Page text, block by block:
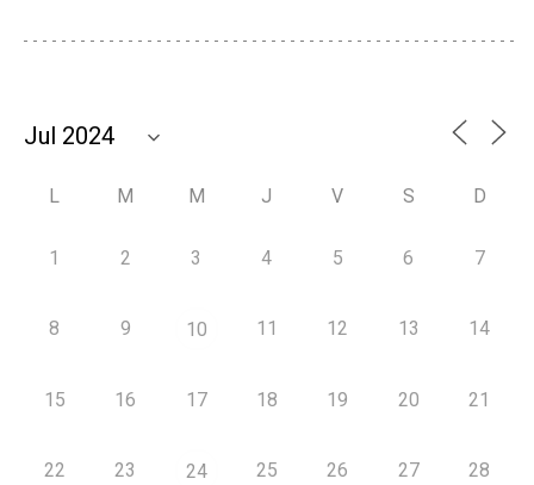
L M M J V S D
1 2 3 4 5 6 7
8 9 10 11 12 13 14
15 16 17 18 19 20 21
22 23 24 25 26 27 28